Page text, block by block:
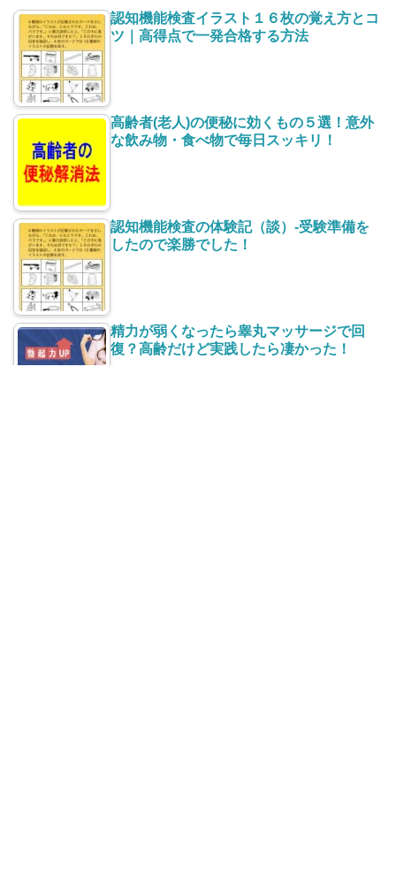
認知機能検査イラスト１６枚の覚え方とコ
ツ｜高得点で一発合格する方法
高齢者(老人)の便秘に効くもの５選！意外
な飲み物・食べ物で毎日スッキリ！
認知機能検査の体験記（談）-受験準備を
したので楽勝でした！
精力が弱くなったら睾丸マッサージで回
復？高齢だけど実践したら凄かった！